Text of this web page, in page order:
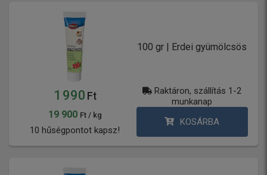
100 gr | Erdei gyümölcsös
1 990 Ft
19 900 Ft / kg
10 hűségpontot kapsz!
Raktáron, szállítás 1-2
munkanap
KOSÁRBA